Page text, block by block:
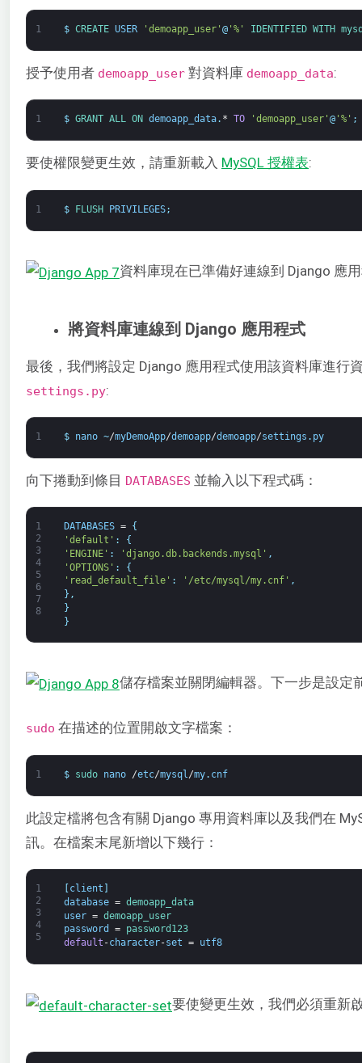
1 $ CREATE USER 'demoapp_user' @'%' IDENTIFIED WITH
授予使用者 demoapp_user 對資料庫 demoapp_data:
1 $ GRANT ALL ON demoapp_data. * TO 'demoapp_user' @'%' ;
要使權限變更生效，請重新載入 MySQL 授權表:
1 $ FLUSH PRIVILEGES;
資料庫現在已準備好連線到 Django 應
將資料庫連線到 Django 應用程式
最後，我們將設定 Django 應用程式使用該資料庫進行
settings.py:
1 $ nano ~/myDemoApp/demoapp/demoapp/settings . py
向下捲動到條目 DATABASES 並輸入以下程式碼：
1
2
3
4
5
6
7
8
DATABASES =
{
'default' :
{
'ENGINE' : 'django.db.backends.mysql' ,
'OPTIONS' :
{
'read_default_file' : '/etc/mysql/my.cnf' ,
} ,
}
}
儲存檔案並關閉編輯器。下一步是設定
sudo 在描述的位置開啟文字檔案：
1 $ sudo nano /etc/mysql /my. cnf
此設定檔將包含有關 Django 專用資料庫以及我們在
訊。在檔案末尾新增以下幾行：
1
2
3
4
5
client
database = demoapp_data
user = demoapp_user
password
=
password123
default -character-set = utf8
要使變更生效，我們必須重新